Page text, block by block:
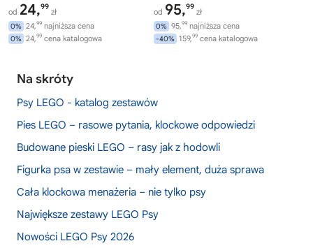
od 24,99
zł
0% 24,99 najniższa cena
0% 24,99 cena katalogowa
od 95,99
zł
0% 95,99 najniższa cena
-40% 159,99 cena katalogowa
Na skróty
Psy LEGO - katalog zestawów
Pies LEGO – rasowe pytania, klockowe odpowiedzi
Budowane pieski LEGO – rasy jak z hodowli
Figurka psa w zestawie – mały element, duża sprawa
Cała klockowa menażeria – nie tylko psy
Największe zestawy LEGO Psy
Nowości LEGO Psy 2026